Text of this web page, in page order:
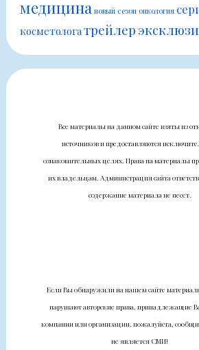
медицина новый сезон онкология
косметологатрейлер
Все материалы на данном сайте взяты из
источников и предоставляются
ознакомительных целях. Права на материалы
их владельцам. Администрация сайта
содержание материала не несет.
Если Вы обнаружили на нашем сайте
нарушают авторские права, принадлежащие
компании или организации, пожалуйста,
не является СМИ!